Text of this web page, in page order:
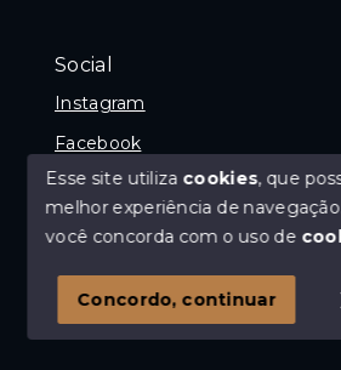
Social
Instagram
Facebook
© Copyright 2026 - Imóvel com
SITE PARA IMOBILIARIA
Esse site utiliza cookies, que
melhor experiência de
você concorda com o uso de
Concordo, continuar